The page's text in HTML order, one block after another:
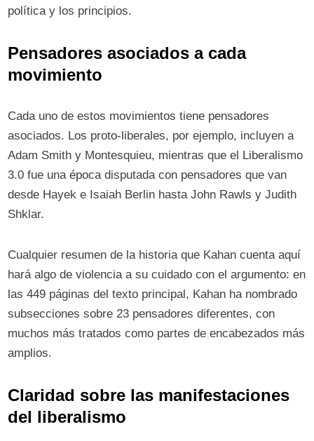
política y los principios.
Pensadores asociados a cada
movimiento
Cada uno de estos movimientos tiene pensadores
asociados. Los proto-liberales, por ejemplo, incluyen a
Adam Smith y Montesquieu, mientras que el Liberalismo
3.0 fue una época disputada con pensadores que van
desde Hayek e Isaiah Berlin hasta John Rawls y Judith
Shklar.
Cualquier resumen de la historia que Kahan cuenta aquí
hará algo de violencia a su cuidado con el argumento: en
las 449 páginas del texto principal, Kahan ha nombrado
subsecciones sobre 23 pensadores diferentes, con
muchos más tratados como partes de encabezados más
amplios.
Claridad sobre las manifestaciones
del liberalismo